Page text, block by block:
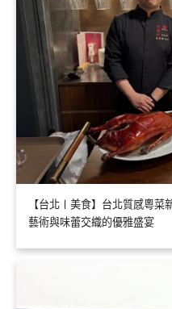
【台北〡美食】台北質感粵菜
藝術與味蕾交織的優雅盛宴